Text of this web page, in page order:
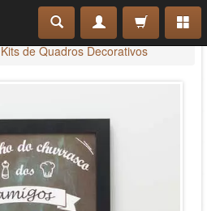
Kits de Quadros Decorativos